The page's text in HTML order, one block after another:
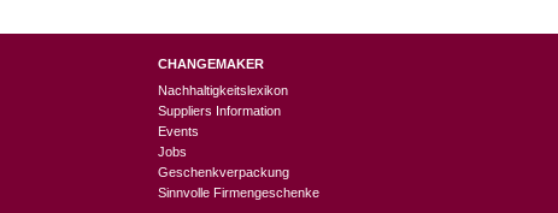
CHANGEMAKER
Nachhaltigkeitslexikon
Suppliers Information
Events
Jobs
Geschenkverpackung
Sinnvolle Firmengeschenke